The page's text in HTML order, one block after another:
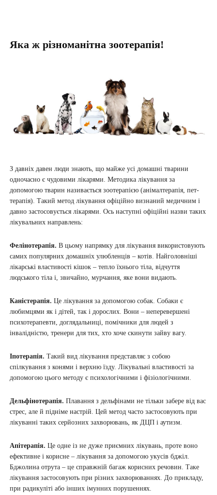
Яка ж різноманітна зоотерапія!
З давніх давен люди знають, що майже усі домашні тварини
одночасно є чудовими лікарями. Методика лікування за
допомогою тварин називається зоотерапією (анімалтерапія, пет-
терапія). Такий метод лікування офіційно визнаний медичним і
давно застосовується лікарями. Ось наступні офіційні назви таких
лікувальних направлень:
Фелінотерапія. В цьому напрямку для лікування використовують
самих популярних домашніх улюбленців – котів. Найголовніші
лікарські властивості кішок – тепло їхнього тіла, відчуття
людського тіла і, звичайно, мурчання, яке вони видають.
Каністерапія. Це лікування за допомогою собак. Собаки є
любимцями як і дітей, так і дорослих. Вони – неперевершені
психотерапевти, доглядальниці, помічники для людей з
інвалідністю, тренери для тих, хто хоче скинути зайву вагу.
Іпотерапія. Такий вид лікування представляє з собою
спілкування з конями і верхню їзду. Лікувальні властивості за
допомогою цього методу є психологічними і фізіологічними.
Дельфінотерапія. Плавання з дельфінами не тільки забере від вас
стрес, але й підніме настрій. Цей метод часто застосовують при
лікуванні таких серйозних захворювань, як ДЦП і аутизм.
Апітерапія. Це одне із не дуже приємних лікувань, проте воно
ефективне і корисне – лікування за допомогою укусів бджіл.
Бджолина отрута – це справжній багаж корисних речовин. Таке
лікування застосовують при різних захворюваннях. До прикладу,
при радикуліті або інших імунних порушеннях.